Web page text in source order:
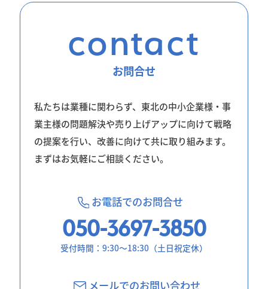
contact
お問合せ
私たちは業種に関わらず、東北の中小企業様・事
業主様の問題解決や売り上げアップに向けて戦略
の提案を行い、改善に向けて共に取り組みます。
まずはお気軽にご相談ください。
お電話でのお問合せ
050-3697-3850
受付時間：9:30〜18:30（土日祝定休）
メールでのお問い合わせ